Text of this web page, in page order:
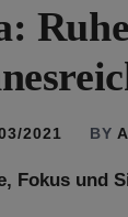
2021 BY